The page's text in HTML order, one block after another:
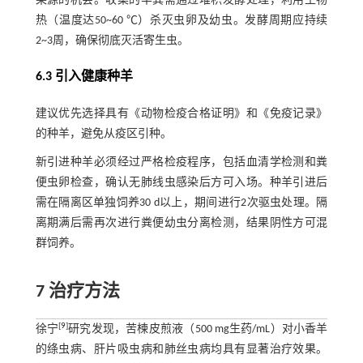
热（温度达50~60 ℃）杀灭虫卵及幼虫。发酵周期应持续
2~3周，确保彻底灭活寄生虫。
6.3 引入健康种羊
建议优先选择具有《动物检疫合格证明》和《免疫记录》
的种羊，避免从疫区引种。
新引进种羊必须经过严格检疫程序，包括血清学检测和粪
便虫卵检查，确认无肺线虫感染后方可入场。种羊引进后
需在隔离区单独饲养30 d以上，期间进行2次驱虫处理。隔
离期满后需再次进行粪便幼虫分离检测，结果阴性方可混
群饲养。
7 治疗方法
徐宁[9]研究发现，苦楝皮煎液（500 mg生药/mL）对小香羊
的绦虫病、肝片吸虫病和肺丝虫病均具有显著治疗效果。